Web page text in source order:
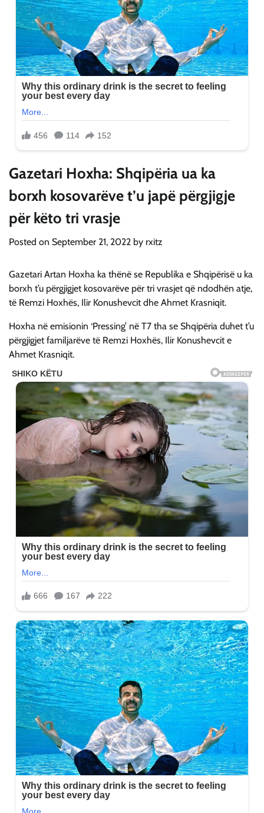
Gazetari Hoxha: Shqipëria ua ka
borxh kosovarëve t’u japë përgjigje
për këto tri vrasje
Posted on September 21, 2022 by rxitz
Gazetari Artan Hoxha ka thënë se Republika e Shqipërisë u ka
borxh t’u përgjigjet kosovarëve për tri vrasjet që ndodhën atje,
të Remzi Hoxhës, Ilir Konushevcit dhe Ahmet Krasniqit.
Hoxha në emisionin ‘Pressing’ në T7 tha se Shqipëria duhet t’u
përgjigjet familjarëve të Remzi Hoxhës, Ilir Konushevcit e
Ahmet Krasniqit.